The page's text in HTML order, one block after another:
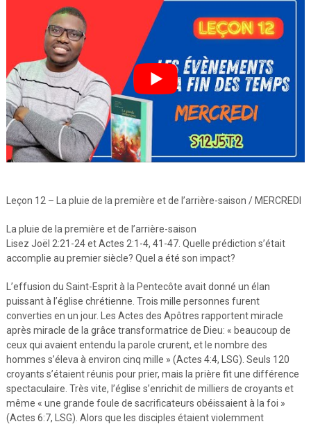
Leçon 12 – La pluie de la première et de l’arrière-saison / MERCREDI
La pluie de la première et de l’arrière-saison
Lisez Joël 2:21-24 et Actes 2:1-4, 41-47. Quelle prédiction s’était
accomplie au premier siècle? Quel a été son impact?
L’effusion du Saint-Esprit à la Pentecôte avait donné un élan
puissant à l’église chrétienne. Trois mille personnes furent
converties en un jour. Les Actes des Apôtres rapportent miracle
après miracle de la grâce transformatrice de Dieu: « beaucoup de
ceux qui avaient entendu la parole crurent, et le nombre des
hommes s’éleva à environ cinq mille » (Actes 4:4, LSG). Seuls 120
croyants s’étaient réunis pour prier, mais la prière fit une différence
spectaculaire. Très vite, l’église s’enrichit de milliers de croyants et
même « une grande foule de sacrificateurs obéissaient à la foi »
(Actes 6:7, LSG). Alors que les disciples étaient violemment